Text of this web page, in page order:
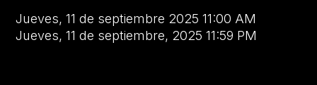
Jueves, 11 de septiembre 2025 11:00 AM
Jueves, 11 de septiembre, 2025 11:59 PM